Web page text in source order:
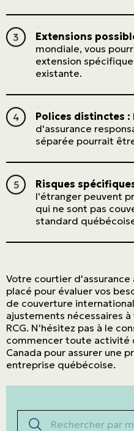
Extensions
mondiale, vous
extension
existante.
Polices distinctes :
d'assurance
séparée pourrait
Risques
l'étranger peuvent
qui ne sont pas
standard
Votre courtier d'assurance
placé pour évaluer vos
de couverture
ajustements nécessaires
RCG. N'hésitez pas à le
commencer toute activité
Canada pour assurer une
entreprise québécoise.